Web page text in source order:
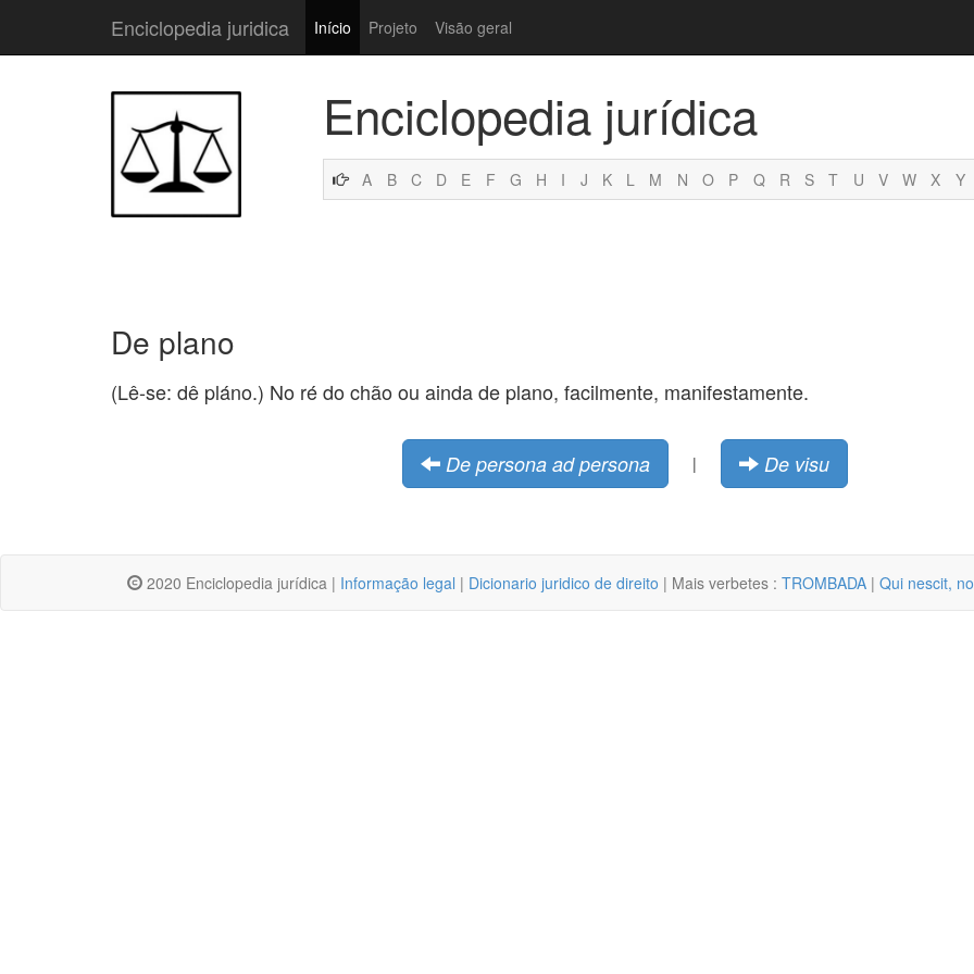
Enciclopedia juridica Início Projeto Visão geral
Enciclopedia jurídica
A B C D E F G H I J K L M N O P Q R S T U V W X Y
De plano
(Lê-se: dê pláno.) No ré do chão ou ainda de plano, facilmente, manifestamente.
De persona ad persona | De visu
2020 Enciclopedia jurídica | Informação legal | Dicionario juridico de direito | Mais verbetes : TROMBADA | Qui nescit,